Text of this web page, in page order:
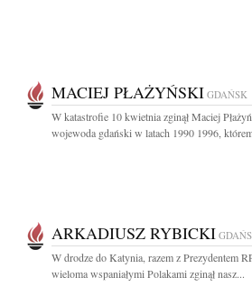
MACIEJ PŁAŻYŃSKI GDAŃSK
W katastrofie 10 kwietnia zginął Maciej
wojewoda gdański w latach 1990 1996,
ARKADIUSZ RYBICKI
W drodze do Katynia, razem z Prezydentem
wieloma wspaniałymi Polakami zginął nasz...